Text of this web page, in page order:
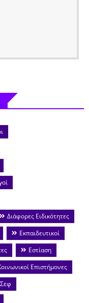
Διάφορες Ειδικότητες
Εκπαιδευτικοί
Εστίαση
Επιστήμονες